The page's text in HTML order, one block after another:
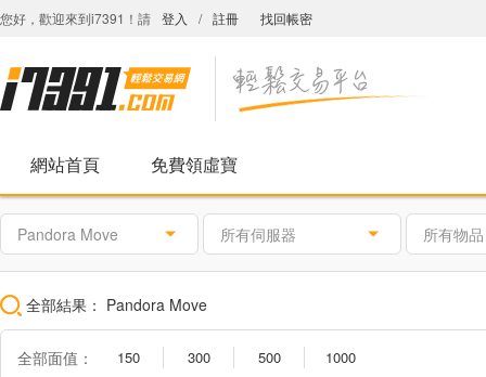
您好，歡迎來到i7391！請 登入 / 註冊 找回帳密
網站首頁 免費領虛寶
Pandora Move 所有伺服器 所有物品
全部結果： Pandora Move
全部面值： 150 300 500 1000